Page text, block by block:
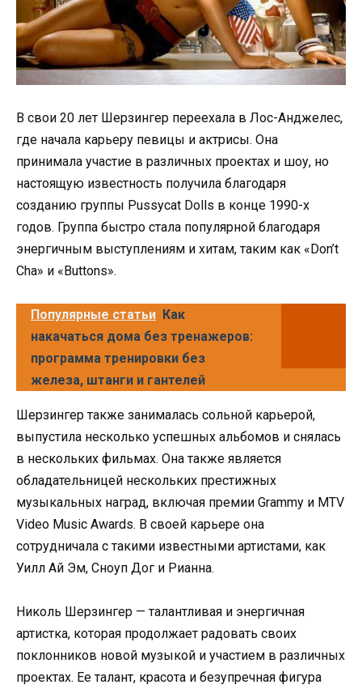
В свои 20 лет Шерзингер переехала в Лос-Анджелес,
где начала карьеру певицы и актрисы. Она
принимала участие в различных проектах и шоу, но
настоящую известность получила благодаря
созданию группы Pussycat Dolls в конце 1990-х
годов. Группа быстро стала популярной благодаря
энергичным выступлениям и хитам, таким как «Don’t
Cha» и «Buttons».
Популярные статьи Как
накачаться дома без тренажеров:
программа тренировки без
железа, штанги и гантелей
Шерзингер также занималась сольной карьерой,
выпустила несколько успешных альбомов и снялась
в нескольких фильмах. Она также является
обладательницей нескольких престижных
музыкальных наград, включая премии Grammy и MTV
Video Music Awards. В своей карьере она
сотрудничала с такими известными артистами, как
Уилл Ай Эм, Сноуп Дог и Рианна.
Николь Шерзингер — талантливая и энергичная
артистка, которая продолжает радовать своих
поклонников новой музыкой и участием в различных
проектах. Ее талант, красота и безупречная фигура